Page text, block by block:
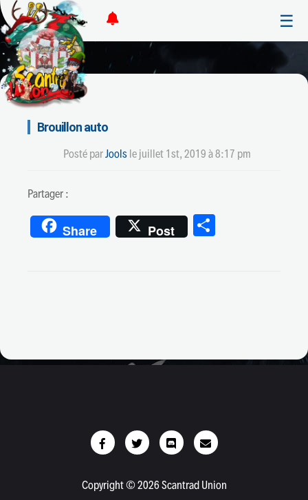
☰
Brouillon auto
Posté parJoolsle juillet 1st, 2019 à 8:17 pm
Partager :
Share Post
Copyright © 2026 Scantrad Union